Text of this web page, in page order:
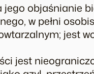
jego objaśnianie
w pełni
jest
jest